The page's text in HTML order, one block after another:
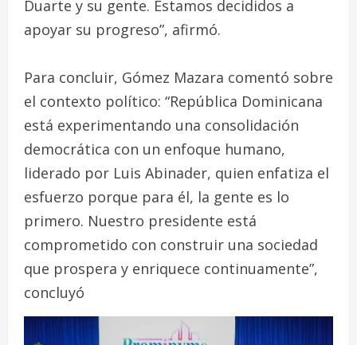
Duarte y su gente. Estamos decididos a
apoyar su progreso”, afirmó.
Para concluir, Gómez Mazara comentó sobre
el contexto político: “República Dominicana
está experimentando una consolidación
democrática con un enfoque humano,
liderado por Luis Abinader, quien enfatiza el
esfuerzo porque para él, la gente es lo
primero. Nuestro presidente está
comprometido con construir una sociedad
que prospera y enriquece continuamente”,
concluyó